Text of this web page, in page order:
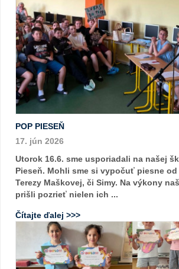
POP PIESEŇ
17. jún 2026
Utorok 16.6. sme usporiadali na našej
Pieseň. Mohli sme si vypočuť piesne od
Terezy Maškovej, či Simy. Na výkony
prišli pozrieť nielen ich ...
Čítajte ďalej >>>